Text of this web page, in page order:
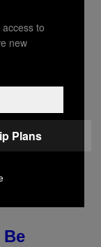
a
Caves
to
new
Plans